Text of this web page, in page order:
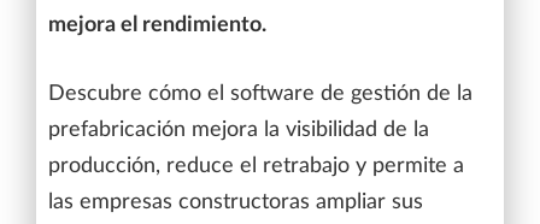
mejora el rendimiento.
Descubre cómo el software de gestión de la
prefabricación mejora la visibilidad de la
producción, reduce el retrabajo y permite a
las empresas constructoras ampliar sus